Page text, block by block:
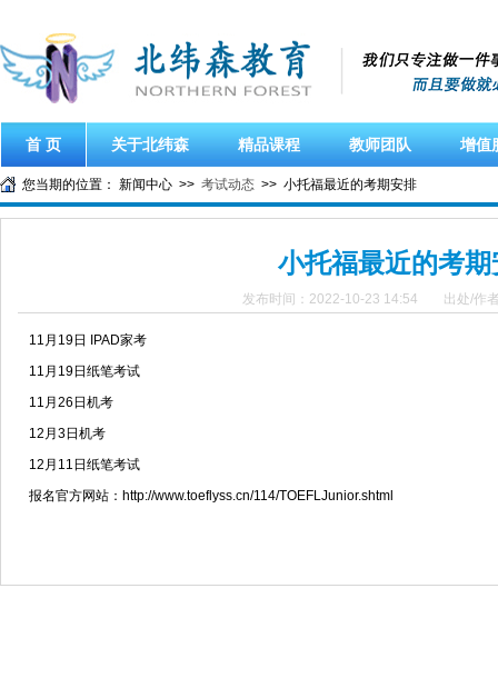
首 页 关于北纬森 精品课程 教师团队 增值
您当期的位置： 新闻中心 >> 考试动态 >> 小托福最近的考期安排
小托福最近的考期
发布时间：2022-10-23 14:54 出处/作
11月19日 IPAD家考
11月19日纸笔考试
11月26日机考
12月3日机考
12月11日纸笔考试
报名官方网站：http://www.toeflyss.cn/114/TOEFLJunior.shtml